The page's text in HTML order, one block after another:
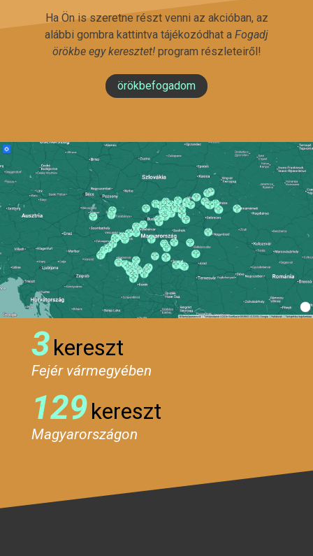
Ha Ön is szeretne részt venni az akcióban, az
alábbi gombra kattintva tájékozódhat a Fogadj
örökbe egy keresztet!program részleteiről!
örökbefogadom
3kereszt
Fejér vármegyében
129kereszt
Magyarországon